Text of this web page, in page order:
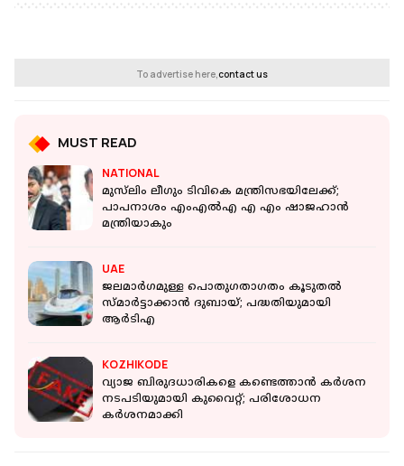
To advertise here,contact us
MUST READ
NATIONAL
മുസ്‌ലിം ലീഗും ടിവികെ മന്ത്രിസഭയിലേക്ക്;
പാപനാശം എംഎല്‍എ എ എം ഷാജഹാന്‍
മന്ത്രിയാകും
UAE
ജലമാർഗമുള്ള പൊതുഗതാഗതം കൂടുതൽ
സ്മാർട്ടാക്കാൻ ദുബായ്; പദ്ധതിയുമായി
ആർടിഎ
KOZHIKODE
വ്യാജ ബിരുദധാരികളെ കണ്ടെത്താൻ കർശന
നടപടിയുമായി കുവൈറ്റ്; പരിശോധന
കർശനമാക്കി